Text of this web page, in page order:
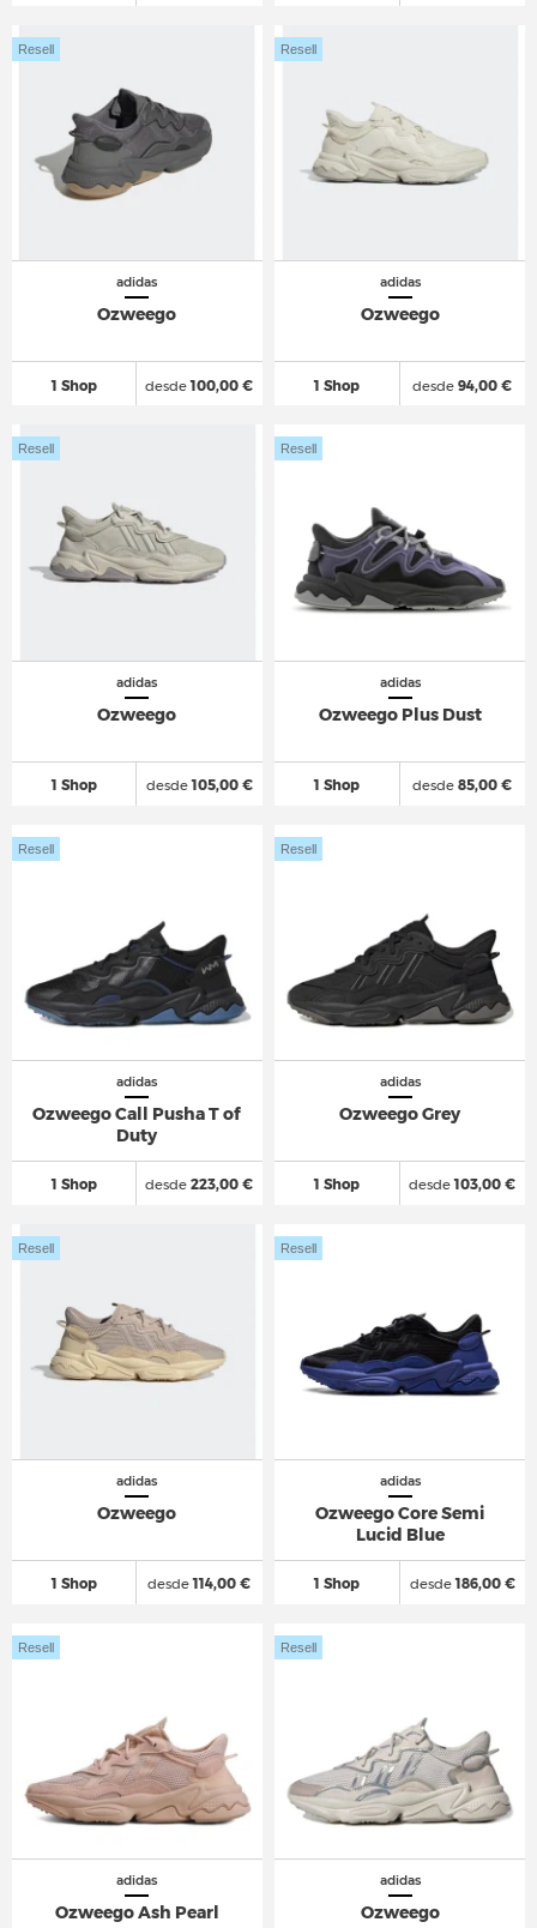
adidas
Ozweego
1 Shop
Resell
desde100,00 €
adidas
Ozweego
1 Shop
Resell
desde 94,00 €
adidas
Ozweego
1 Shop
Resell
desde105,00 €
adidas
Ozweego Plus Dust
1 Shop
Resell
desde 85,00 €
adidas
Ozweego Call Pusha T of
Duty
1 Shop
Resell
desde 223,00 €
adidas
Ozweego Grey
1 Shop
Resell
desde103,00 €
adidas
Ozweego
1 Shop
Resell
desde114,00 €
adidas
Ozweego Core Semi
Lucid Blue
1 Shop
Resell
desde186,00 €
adidas
Ozweego Ash Pearl
Resell
adidas
Ozweego
Resell